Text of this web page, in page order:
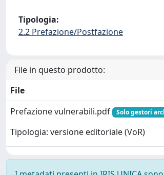
Tipologia:
2.2 Prefazione/Postfazione
File in questo prodotto:
File
Prefazione vulnerabili.pdf
Solo gestori
Tipologia: versione editoriale (VoR)